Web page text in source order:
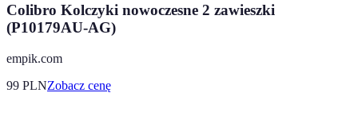
Colibro Kolczyki nowoczesne 2 zawieszki
(P10179AU-AG)
empik.com
99 PLNZobacz cenę